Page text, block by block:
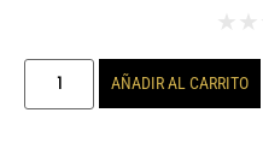
★ ★
AÑADIR AL CARRITO